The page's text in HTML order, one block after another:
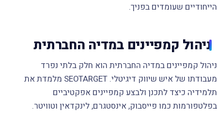
הייחודיים שעומדים בפניך.
ניהול קמפיינים במדיה החברתית
ניהול קמפיינים במדיה החברתית הוא חלק בלתי נפרד
מעבודתו של איש שיווק דיגיטלי. SEOTARGET מלמדת את
תלמידיה כיצד לתכנן ולבצע קמפיינים אפקטיביים
בפלטפורמות כמו פייסבוק, אינסטגרם, לינקדאין וטוויטר.